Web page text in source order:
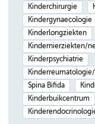
Kinderchirurgie
Kindergynaecologie
Kinderlongziekten
Kindernierziekten/
Kinderpsychiatrie
Spina Bifida
Kinderbuikcentrum